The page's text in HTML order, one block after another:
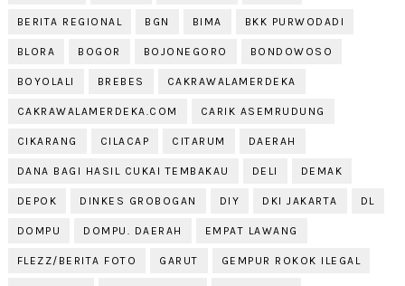
BERITA REGIONAL BGN BIMA BKK PURWODADI
BLORA BOGOR BOJONEGORO BONDOWOSO
BOYOLALI BREBES CAKRAWALAMERDEKA
CAKRAWALAMERDEKA.COM CARIK ASEMRUDUNG
CIKARANG CILACAP CITARUM DAERAH
DANA BAGI HASIL CUKAI TEMBAKAU DELI DEMAK
DEPOK DINKES GROBOGAN DIY DKI JAKARTA DL
DOMPU DOMPU. DAERAH EMPAT LAWANG
FLEZZ/BERITA FOTO GARUT GEMPUR ROKOK ILEGAL